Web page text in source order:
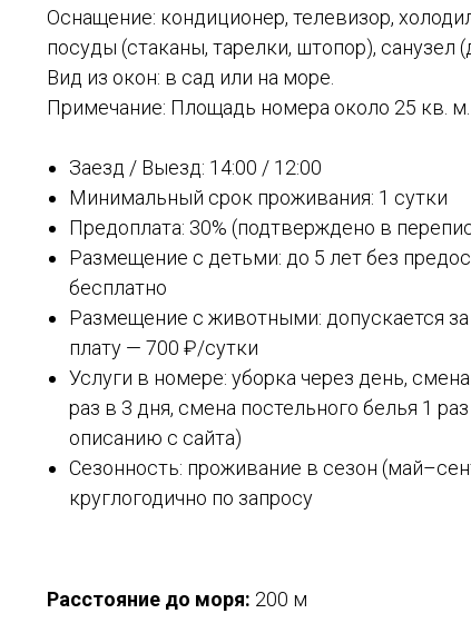
Оснащение: кондиционер, телевизор,
посуды (стаканы, тарелки, штопор), санузел
Вид из окон: в сад или на море.
Примечание: Площадь номера около 25 кв. м.
Заезд / Выезд: 14:00 / 12:00
Минимальный срок проживания: 1 сутки
Предоплата: 30% (подтверждено в
Размещение с детьми: до 5 лет без
бесплатно
Размещение с животными: допускается
плату — 700 ₽/сутки
Услуги в номере: уборка через день,
раз в 3 дня, смена постельного белья 1
описанию с сайта)
Сезонность: проживание в сезон
круглогодично по запросу
Расстояние до моря: 200 м